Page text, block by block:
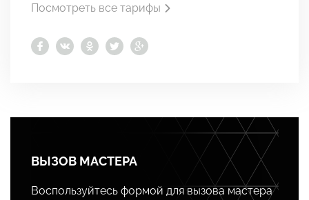
Посмотреть все тарифы
ВЫЗОВ МАСТЕРА
Воспользуйтесь формой для вызова мастера